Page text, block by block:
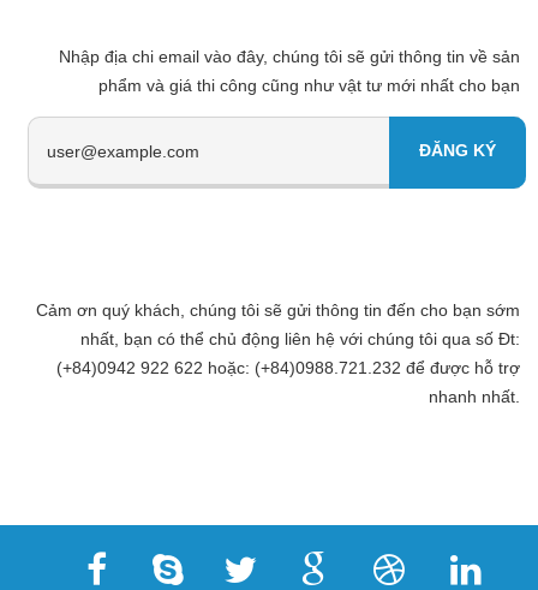
Nhập địa chi email vào đây, chúng tôi sẽ gửi thông tin về sản
phẩm và giá thi công cũng như vật tư mới nhất cho bạn
Cảm ơn quý khách, chúng tôi sẽ gửi thông tin đến cho bạn sớm
nhất, bạn có thể chủ động liên hệ với chúng tôi qua số Đt:
(+84)0942 922 622 hoặc: (+84)0988.721.232 để được hỗ trợ
nhanh nhất.